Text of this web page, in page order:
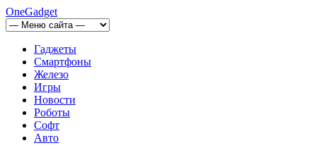
OneGadget
Гаджеты
Смартфоны
Железо
Игры
Новости
Роботы
Софт
Авто